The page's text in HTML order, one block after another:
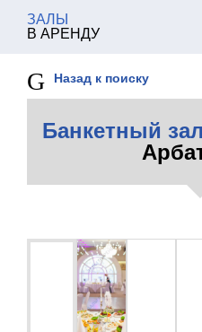
ЗАЛЫ
В АРЕНДУ
Назад к поиску
Банкетный зал